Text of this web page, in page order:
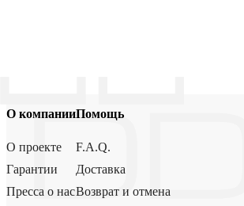
О компании
О проекте
Гарантии
Пресса о нас
Помощь
F.A.Q.
Доставка
Возврат и отмена